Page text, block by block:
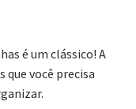
é um clássico! A
que você precisa